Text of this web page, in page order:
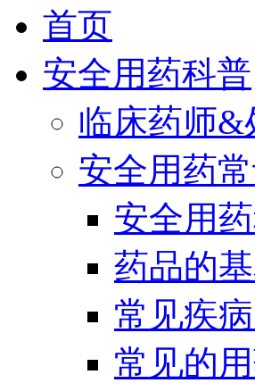
首页
安全用药科普
临床药师&
安全用药
安全用
药品的
常见疾
常见的